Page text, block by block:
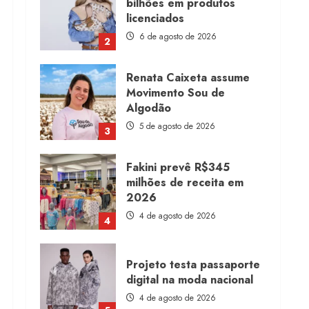
2
bilhões em produtos
licenciados
6 de agosto de 2026
3
Renata Caixeta assume
Movimento Sou de
Algodão
5 de agosto de 2026
4
Fakini prevê R$345
milhões de receita em
2026
4 de agosto de 2026
Projeto testa passaporte
digital na moda nacional
4 de agosto de 2026